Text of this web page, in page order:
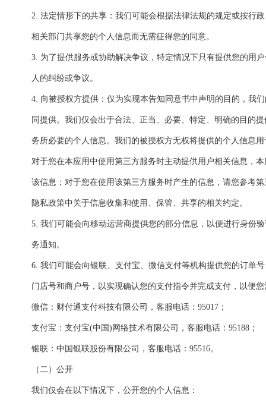
2. 法定情形下的共享：我们可能会根据法律法规的规定或按行
相关部门共享您的个人信息而无需征得您的同意。
3. 为了提供服务或协助解决争议，特定情况下只有提供您的用
人的纠纷或争议。
4. 向被授权方提供：仅为实现本告知同意书中声明的目的，我
同提供。我们仅会出于合法、正当、必要、特定、明确的目的
务所必要的个人信息。我们的被授权方无权将提供的个人信息
对于您在本应用中使用第三方服务时主动提供用户相关信息，
该信息；对于您在使用该第三方服务时产生的信息，请您参考
隐私政策中关于信息收集和使用、保管、共享的相关约定。
5. 我们可能会向移动运营商提供您的部分信息，以便进行身份
务通知。
6. 我们可能会向银联、支付宝、微信支付等机构提供您的订单
门店号和商户号，以实现确认您的支付指令并完成支付，以便
微信：财付通支付科技有限公司，客服电话：95017；
支付宝：支付宝(中国)网络技术有限公司，客服电话：95188；
银联：中国银联股份有限公司，客服电话：95516。
（二）公开
我们仅会在以下情况下，公开您的个人信息：